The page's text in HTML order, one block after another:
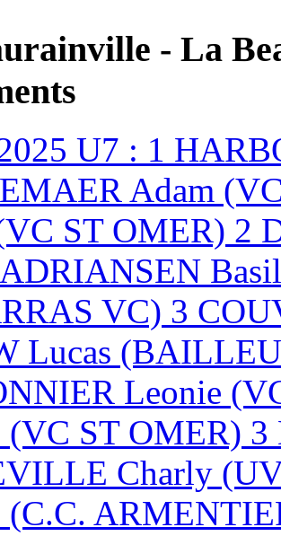
- La
U7 : 1
Adam
ST OMER) 2
VC) 3
Lucas
Leonie
(VC ST OMER)
Charly
(C.C.